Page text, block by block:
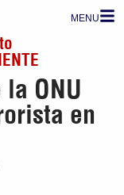
MENU
ONU
en